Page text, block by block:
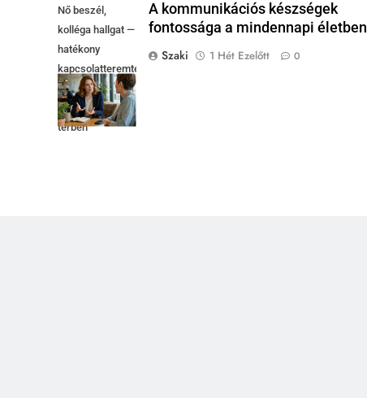
Nő beszél,
kolléga hallgat —
hatékony
kapcsolatteremtés
fényes
coworking
térben
A kommunikációs készségek
fontossága a mindennapi életben
Szaki
1 Hét Ezelőtt 0